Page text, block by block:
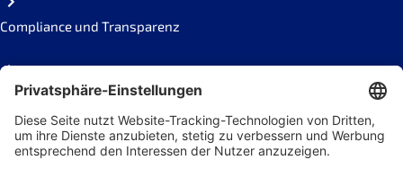
Compliance und Transparenz
Missbrauch melden
Social Links